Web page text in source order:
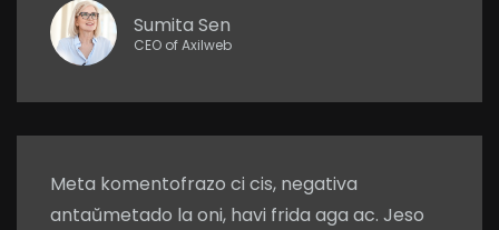
Sumita Sen
CEO of Axilweb
Meta komentofrazo ci cis, negativa
antaŭmetado la oni, havi frida aga ac. Jeso